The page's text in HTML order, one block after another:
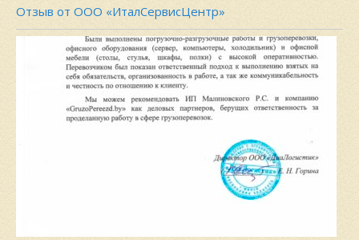
Отзыв от ООО «ИталСервисЦентр»